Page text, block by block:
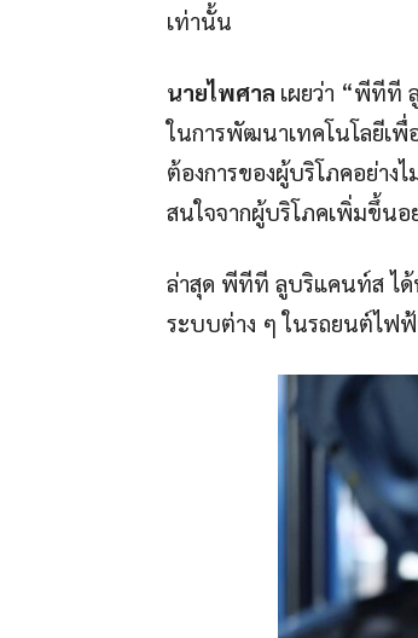
เท่านั้น
นายไพศาล เผยว่า “พีทีที
ในการพัฒนาเทคโนโลยีเ
ต้องการของผู้บริโภคอย่าง
สนใจจากผู้บริโภคเพิ่มขึ้นอ
ล่าสุด พีทีที ลูบริแคนท์ส ไ
ระบบต่าง ๆ ในรถยนต์ไฟฟ้